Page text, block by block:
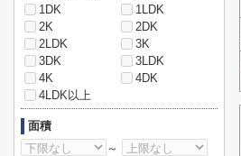
1DK
1LDK
2K
2DK
2LDK
3K
3DK
3LDK
4K
4DK
4LDK以上
面積
～